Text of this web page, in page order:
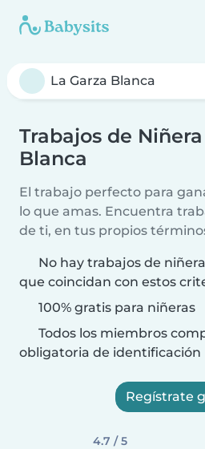
Trabajos de
Blanca
El trabajo perfecto para
lo que amas. Encuentra
de ti, en tus propios
No hay trabajos de
que coincidan con estos
100% gratis para niñeras
Todos los miembros
obligatoria de identificación
Regístrate
4.7 / 5